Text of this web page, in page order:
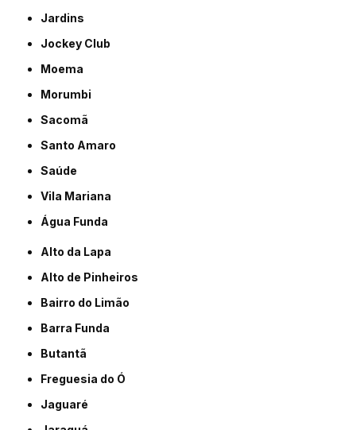
Jardins
Jockey Club
Moema
Morumbi
Sacomã
Santo Amaro
Saúde
Vila Mariana
Água Funda
Alto da Lapa
Alto de Pinheiros
Bairro do Limão
Barra Funda
Butantã
Freguesia do Ó
Jaguaré